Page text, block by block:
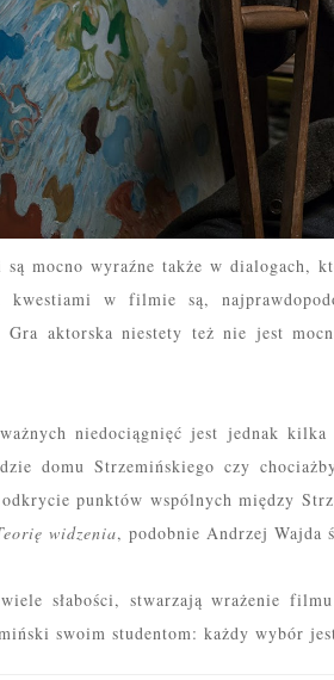
są mocno wyraźne także w
kwestiami w filmie są,
Gra aktorska niestety też nie jest
niedociągnięć jest jednak kilka
domu Strzemińskiego czy
odkrycie punktów wspólnych między
widzenia, podobnie Andrzej Wajda
słabości, stwarzają wrażeniefilmu
swoim studentom: każdy wybór